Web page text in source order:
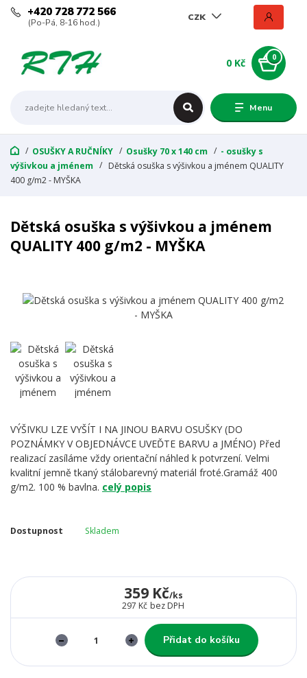
Menu
CZK
+420 728 772 566
(Po-Pá, 8-16 hod.)
0
0 Kč
OSUŠKY A RUČNÍKY Osušky 70 x 140 cm
- osušky s
výšivkou a jménem
Dětská osuška s výšivkou a jménem QUALITY
400 g/m2 - MYŠKA
Dětská osuška s výšivkou a jménem
QUALITY 400 g/m2 - MYŠKA
VÝŠIVKU LZE VYŠÍT I NA JINOU BARVU OSUŠKY (DO
POZNÁMKY V OBJEDNÁVCE UVEĎTE BARVU a JMÉNO) Před
realizací zasíláme vždy orientační náhled k potvrzení. Velmi
kvalitní jemně tkaný stálobarevný materiál froté.Gramáž 400
g/m2. 100 % bavlna. celý popis
Dostupnost Skladem
359 Kč/ks
297 Kč bez DPH
Přidat do košíku